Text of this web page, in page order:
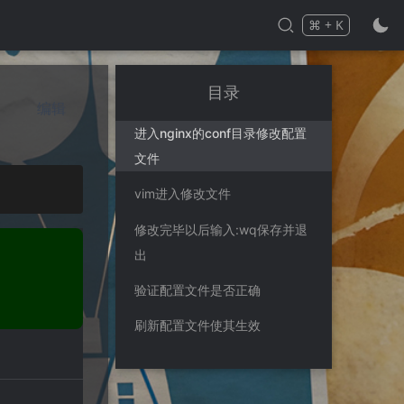
Press
⌘ +
and K
to search
目录
进入nginx的conf目录修改配置
文件
vim进入修改文件
修改完毕以后输入:wq保存并退
出
验证配置文件是否正确
刷新配置文件使其生效